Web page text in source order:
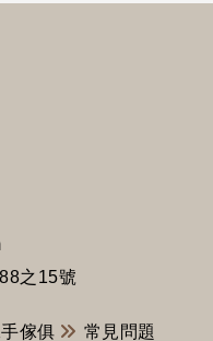
之15號
傢俱 常見問題